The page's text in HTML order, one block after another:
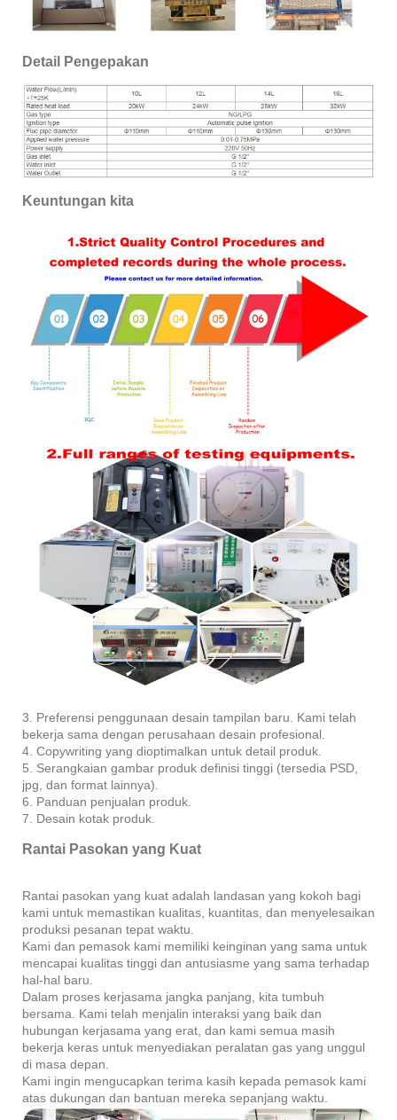
Detail Pengepakan
Keuntungan kita
3. Preferensi penggunaan desain tampilan baru. Kami telah
bekerja sama dengan perusahaan desain profesional.
4. Copywriting yang dioptimalkan untuk detail produk.
5. Serangkaian gambar produk definisi tinggi (tersedia PSD,
jpg, dan format lainnya).
6. Panduan penjualan produk.
7. Desain kotak produk.
Rantai Pasokan yang Kuat
Rantai pasokan yang kuat adalah landasan yang kokoh bagi
kami untuk memastikan kualitas, kuantitas, dan menyelesaikan
produksi pesanan tepat waktu.
Kami dan pemasok kami memiliki keinginan yang sama untuk
mencapai kualitas tinggi dan antusiasme yang sama terhadap
hal-hal baru.
Dalam proses kerjasama jangka panjang, kita tumbuh
bersama. Kami telah menjalin interaksi yang baik dan
hubungan kerjasama yang erat, dan kami semua masih
bekerja keras untuk menyediakan peralatan gas yang unggul
di masa depan.
Kami ingin mengucapkan terima kasih kepada pemasok kami
atas dukungan dan bantuan mereka sepanjang waktu.